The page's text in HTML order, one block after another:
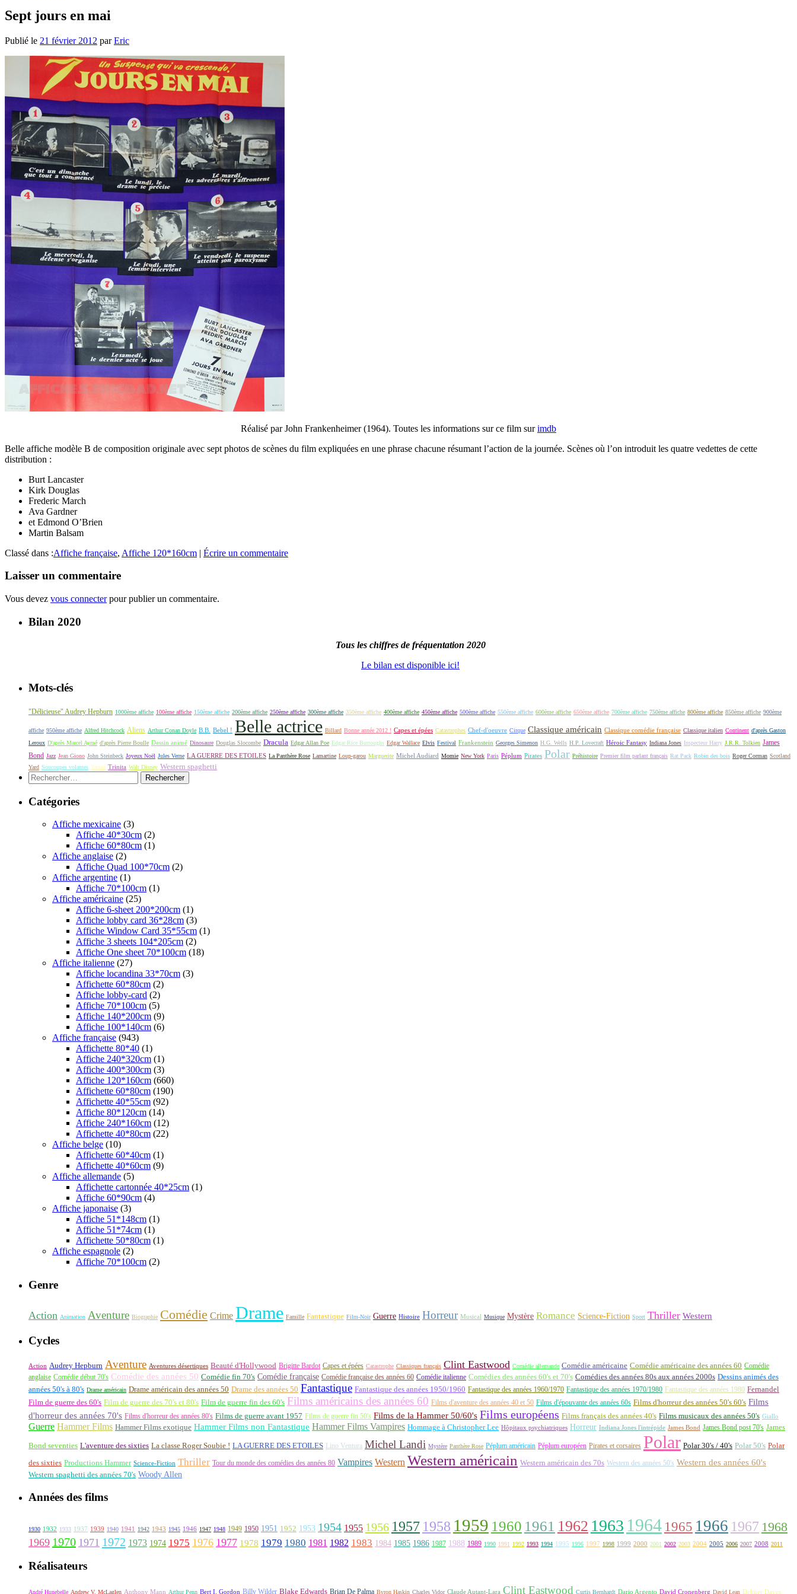
Sept jours en mai
Publié le 21 février 2012 parEric
Réalisé par John Frankenheimer (1964). Toutes les informations sur ce film surimdb
Belle affiche modèle B de composition originale avec sept photos de scènes du film expliquées en une phrase chacune résumant l’action de la journée. Scènes où l’on introduit les quatre vedettes de cette
distribution :
Burt Lancaster
Kirk Douglas
Frederic March
Ava Gardner
et Edmond O’Brien
Martin Balsam
Classé dans :Affiche française, Affiche 120*160cm | Écrire un commentaire
Laisser un commentaire
Vous devez vous connecterpour publier un commentaire.
Bilan 2020
Tous les chiffres de fréquentation 2020
Le bilan est disponible ici!
Mots-clés
"Délicieuse" Audrey Hepburn 1000ème affiche 100ème affiche 150ème affiche 200ème affiche 250ème affiche 300ème affiche 350ème affiche 400ème affiche 450ème affiche 500ème affiche 550ème affiche 600ème affiche 650ème affiche 700ème affiche 750ème affiche 800ème affiche 850ème affiche 900ème
affiche 950ème affiche Alfred Hitchcock Aliens Arthur Conan Doyle B.B. Bebel ! Belle actrice Billard Bonne année 2012 ! Capes et épées Catastrophes Chef-d'oeuvre Cirque Classique américain Classique comédie française Classique italien Continent d'après Gaston
Leroux D'après Marcel Aymé d'après Pierre Boulle Dessin animé Dinosaure Douglas Slocombe Dracula Edgar Allan Poe Edgar Rice Burroughs Edgar Wallace Elvis Festival Frankenstein Georges Simenon H.G. Wells H.P. Lovecraft Héroic Fantasy Indiana Jones Inspecteur Harry J.R.R. Tolkien James
Bond Jazz Jean Giono John Steinbeck Joyeux Noël Jules Verne LA GUERRE DES ETOILES La Panthère Rose Lamartine Loup-garou Marguerite Michel Audiard Momie New York Paris Péplum Pirates Polar Préhistoire Premier film parlant français Rat Pack Robin des bois Roger Corman Scotland
Yard Soucoupes volantes Tarzan Trinita Walt Disney Western spaghetti
Rechercher :
Catégories
Affiche mexicaine (3)
Affiche 40*30cm (2)
Affiche 60*80cm (1)
Affiche anglaise (2)
Affiche Quad 100*70cm (2)
Affiche argentine (1)
Affiche 70*100cm (1)
Affiche américaine (25)
Affiche 6-sheet 200*200cm (1)
Affiche lobby card 36*28cm (3)
Affiche Window Card 35*55cm (1)
Affiche 3 sheets 104*205cm (2)
Affiche One sheet 70*100cm (18)
Affiche italienne (27)
Affiche locandina 33*70cm (3)
Affichette 60*80cm (2)
Affiche lobby-card (2)
Affiche 70*100cm (5)
Affiche 140*200cm (9)
Affiche 100*140cm (6)
Affiche française (943)
Affichette 80*40 (1)
Affiche 240*320cm (1)
Affiche 400*300cm (3)
Affiche 120*160cm (660)
Affichette 60*80cm (190)
Affichette 40*55cm (92)
Affiche 80*120cm (14)
Affiche 240*160cm (12)
Affichette 40*80cm (22)
Affiche belge (10)
Affichette 60*40cm (1)
Affichette 40*60cm (9)
Affiche allemande (5)
Affichette cartonnée 40*25cm (1)
Affiche 60*90cm (4)
Affiche japonaise (3)
Affiche 51*148cm (1)
Affiche 51*74cm (1)
Affichette 50*80cm (1)
Affiche espagnole (2)
Affiche 70*100cm (2)
Genre
Action Animation Aventure Biographie Comédie Crime Drame Famille Fantastique Film-Noir Guerre Histoire Horreur Musical Musique Mystère Romance Science-Fiction Sport Thriller Western
Cycles
Action Audrey Hepburn Aventure Aventures désertiques Beauté d'Hollywood Brigitte Bardot Capes et épées Catastrophe Classiques français Clint Eastwood Comédie allemande Comédie américaine Comédie américaine des années 60 Comédie
anglaise Comédie début 70's Comédie des années 50 Comédie fin 70's Comédie française Comédie française des années 60 Comédie italienne Comédies des années 60's et 70's Comédies des années 80s aux années 2000s Dessins animés des
années 50's à 80's Drame américain Drame américain des années 50 Drame des années 50 Fantastique Fantastique des années 1950/1960 Fantastique des années 1960/1970 Fantastique des années 1970/1980 Fantastique des années 1980 Fernandel
Film de guerre des 60's Film de guerre des 70's et 80's Film de guerre fin des 60's Films américains des années 60 Films d'aventure des années 40 et 50 Films d'épouvante des années 60s Films d'horreur des années 50's 60's Films
d'horreur des années 70's Films d'horreur des années 80's Films de guerre avant 1957 Films de guerre fin 50's Films de la Hammer 50/60's Films européens Films français des années 40's Films musicaux des années 50's Giallo
Guerre Hammer Films Hammer Films exotique Hammer Films non Fantastique Hammer Films Vampires Hommage à Christopher Lee Hôpitaux psychiatriques Horreur Indiana Jones l'intrépide James Bond James Bond post 70's James
Bond seventies L'aventure des sixties La classe Roger Soubie ! LA GUERRE DES ETOILES Lino Ventura Michel Landi Mystère Panthère Rose Péplum américain Péplum européen Pirates et corsaires Polar Polar 30's / 40's Polar 50's Polar
des sixties Productions Hammer Science-Fiction Thriller Tour du monde des comédies des années 80 Vampires Western Western américain Western américain des 70s Western des années 50's Western des années 60's
Western spaghetti des années 70's Woody Allen
Années des films
1930 1932 1933 1937 1939 1940 1941 1942 1943 1945 1946 1947 1948 1949 1950 1951 1952 1953 1954 1955 1956 1957 1958 1959 1960 1961 1962 1963 1964 1965 1966 1967 1968
1969 1970 1971 1972 1973 1974 1975 1976 1977 1978 1979 1980 1981 1982 1983 1984 1985 1986 1987 1988 1989 1990 1991 1992 1993 1994 1995 1996 1997 1998 1999 2000 2001 2002 2003 2004 2005 2006 2007 2008 2011
Réalisateurs
André Hunebelle Andrew V. McLaglen Anthony Mann Arthur Penn Bert I. Gordon Billy Wilder Blake Edwards Brian De Palma Byron Haskin Charles Vidor Claude Autant-Lara Clint Eastwood Curtis Bernhardt Dario Argento David Cronenberg David Lean Delmer Daves